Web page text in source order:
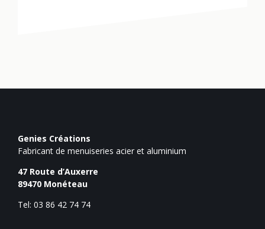
Genies Créations
Fabricant de menuiseries acier et aluminium
47 Route d’Auxerre
89470 Monéteau
Tel: 03 86 42 74 74